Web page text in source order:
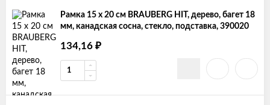
Рамка 15 х 20 см BRAUBERG HIT, дерево, багет 18
мм, канадская сосна, стекло, подставка, 390020
134,16 ₽